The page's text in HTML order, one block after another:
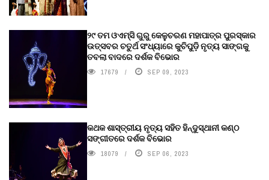
୨୯ ତମ ଓଏମ୍‌ସି ଗୁରୁ କେଳୁଚରଣ ମହାପାତ୍ର ପୁରସ୍କାର
ଉତ୍ସବର ଚତୁର୍ଥ ସଂଧ୍ୟାରେ କୁଚିପୁଡ଼ି ନୃତ୍ୟ ସାଙ୍ଗକୁ
ତବଲା ବାଦରେ ଦର୍ଶକ ବିଭୋର
17679 SEP 09, 2023
କଥକ ଶାସ୍ତ୍ରୀୟ ନୃତ୍ୟ ସହିତ ହିନ୍ଦୁସ୍ଥାନୀ କଣ୍ଠ
ସଙ୍ଗୀତରେ ଦର୍ଶକ ବିଭୋର
18079 SEP 06, 2023